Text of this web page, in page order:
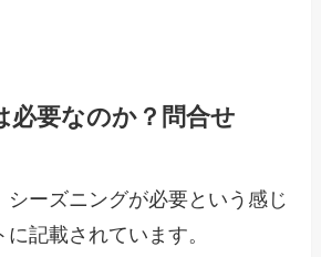
必要なのか？問合せ
シーズニングが必要という感じ
記載されています。